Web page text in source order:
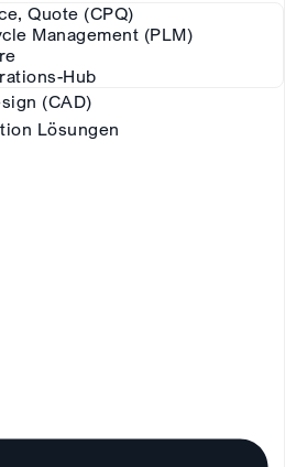
Quote (CPQ)
Management (PLM)
Hub
(CAD)
Lösungen